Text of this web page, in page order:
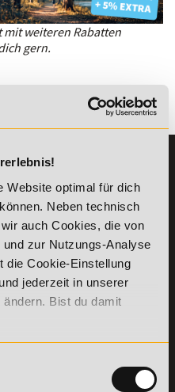
Website optimal für dich
Neben technisch
auch Cookies, die von
zur Nutzungs-Analyse
die Cookie-Einstellung
jederzeit in unserer
Bist du damit
mit weiteren Rabatten
gern.
Anfangsbuchstaben.
Uhr
INFORMATIONEN
Die Academy
Lehr- und
Lernmethoden
PreisFAIRsprechen
Online Campus
Fördermöglichkeiten
Bildungsgutschein
der Academy of